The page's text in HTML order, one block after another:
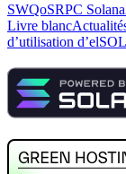
SWQoSRPC Solana
Livre blanc
d’utilisation d’elSOL